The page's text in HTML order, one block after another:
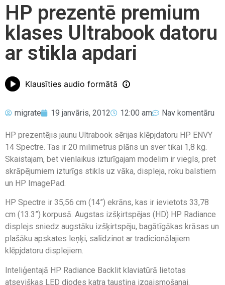
HP prezentē premium
klases Ultrabook datoru
ar stikla apdari
Klausīties audio formātā
migrate 19 janvāris, 2012 12:00 am Nav komentāru
HP prezentējis jaunu Ultrabook sērijas klēpjdatoru HP ENVY
14 Spectre. Tas ir 20 milimetrus plāns un sver tikai 1,8 kg.
Skaistajam, bet vienlaikus izturīgajam modelim ir viegls, pret
skrāpējumiem izturīgs stikls uz vāka, displeja, roku balstiem
un HP ImagePad.
HP Spectre ir 35,56 cm (14”) ekrāns, kas ir ievietots 33,78
cm (13.3”) korpusā. Augstas izšķirtspējas (HD) HP Radiance
displejs sniedz augstāku izšķirtspēju, bagātīgākas krāsas un
plašāku apskates leņķi, salīdzinot ar tradicionālajiem
klēpjdatoru displejiem.
Inteliģentajā HP Radiance Backlit klaviatūrā lietotas
atsevišķas LED diodes katra taustiņa izgaismošanai.